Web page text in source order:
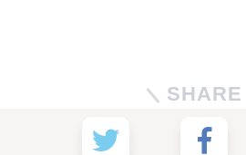
SHARE